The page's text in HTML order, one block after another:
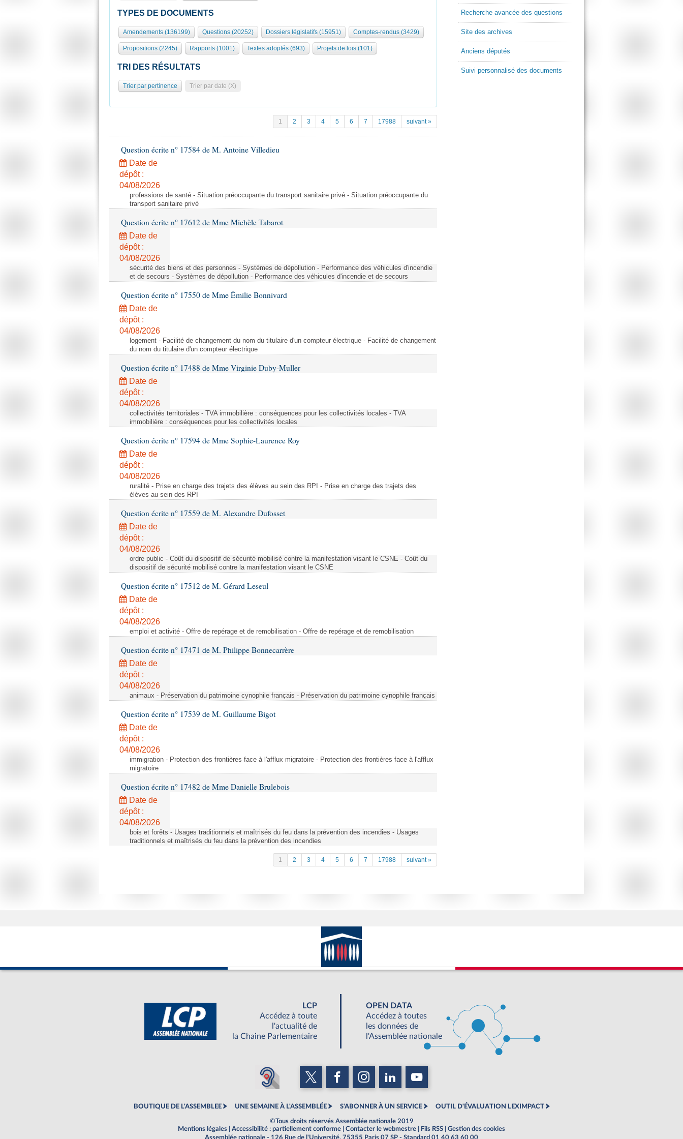
TYPES DE DOCUMENTS
Amendements (136199) Questions (20252) Dossiers législatifs (15951) Comptes-rendus (3429)
Propositions (2245) Rapports (1001) Textes adoptés (693) Projets de lois (101)
TRI DES RÉSULTATS
Trier par pertinence Trier par date (X)
1 2 3 4 5 6 7 17988 suivant »
Question écrite n° 17584 de M. Antoine Villedieu
Date de
dépôt :
04/08/2026
professions de santé - Situation préoccupante du transport sanitaire privé - Situation préoccupante du
transport sanitaire privé
Question écrite n° 17612 de Mme Michèle Tabarot
Date de
dépôt :
04/08/2026
sécurité des biens et des personnes - Systèmes de dépollution - Performance des véhicules d'incendie
et de secours - Systèmes de dépollution - Performance des véhicules d'incendie et de secours
Question écrite n° 17550 de Mme Émilie Bonnivard
Date de
dépôt :
04/08/2026
logement - Facilité de changement du nom du titulaire d'un compteur électrique - Facilité de changement
du nom du titulaire d'un compteur électrique
Question écrite n° 17488 de Mme Virginie Duby-Muller
Date de
dépôt :
04/08/2026
collectivités territoriales - TVA immobilière : conséquences pour les collectivités locales - TVA
immobilière : conséquences pour les collectivités locales
Question écrite n° 17594 de Mme Sophie-Laurence Roy
Date de
dépôt :
04/08/2026
ruralité - Prise en charge des trajets des élèves au sein des RPI - Prise en charge des trajets des
élèves au sein des RPI
Question écrite n° 17559 de M. Alexandre Dufosset
Date de
dépôt :
04/08/2026
ordre public - Coût du dispositif de sécurité mobilisé contre la manifestation visant le CSNE - Coût du
dispositif de sécurité mobilisé contre la manifestation visant le CSNE
Question écrite n° 17512 de M. Gérard Leseul
Date de
dépôt :
04/08/2026
emploi et activité - Offre de repérage et de remobilisation - Offre de repérage et de remobilisation
Question écrite n° 17471 de M. Philippe Bonnecarrère
Date de
dépôt :
04/08/2026
animaux - Préservation du patrimoine cynophile français - Préservation du patrimoine cynophile français
Question écrite n° 17539 de M. Guillaume Bigot
Date de
dépôt :
04/08/2026
immigration - Protection des frontières face à l'afflux migratoire - Protection des frontières face à l'afflux
migratoire
Question écrite n° 17482 de Mme Danielle Brulebois
Date de
dépôt :
04/08/2026
bois et forêts - Usages traditionnels et maîtrisés du feu dans la prévention des incendies - Usages
traditionnels et maîtrisés du feu dans la prévention des incendies
1 2 3 4 5 6 7 17988 suivant »
Recherche avancée des questions
Site des archives
Anciens députés
Suivi personnalisé des documents
LCP
Accédez à toute
l'actualité de
la Chaine Parlementaire
OPEN DATA
Accédez à toutes
les données de
l'Assemblée nationale
BOUTIQUE DE L'ASSEMBLEE UNE SEMAINE À L'ASSEMBLÉE S'ABONNER À UN SERVICE OUTIL D'ÉVALUATION LEXIMPACT
©Tous droits réservés Assemblée nationale 2019
Mentions légales
Accessibilité : partiellement conforme Contacter le webmestre Fils RSS
Gestion des cookies
Assemblée nationale - 126 Rue de l'Université, 75355 Paris 07 SP - Standard 01 40 63 60 00